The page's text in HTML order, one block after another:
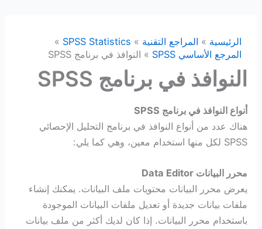
الرئيسية المراجع التقنية
SPSS Statistics
المرجع الأساسي SPSS
النوافذ في برنامج SPSS
النوافذ في برنامج SPSS
أنواع النوافذ في برنامج SPSS
هناك عدد من أنواع النوافذ في برنامج التحليل الإحصائي
SPSS لكل منها استخدام معين، وهي كما يلي:
محرر البيانات Data Editor
يعرض محرر البيانات محتويات ملف البيانات. يمكنك إنشاء
ملفات بيانات جديدة أو تعديل ملفات البيانات الموجودة
باستخدام محرر البيانات. إذا كان لديك أكثر من ملف بيانات